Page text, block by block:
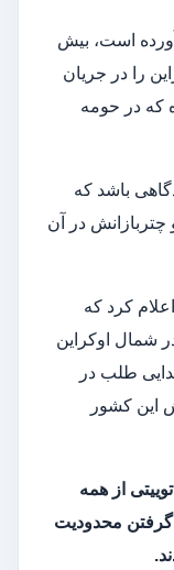
آورده است، بیش
را در جریان
که در حومه
باشد که
در آن
کرد که
شمال اوکراین
طلب در
این کشور
از همه
محدودیت